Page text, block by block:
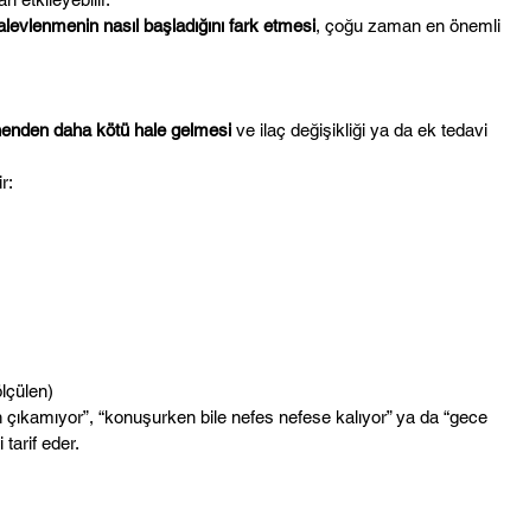
nasıl başladığını fark etmesi, çoğu zaman en önemli
daha kötü hale gelmesi ve ilaç değişikliği ya da ek tedavi
“konuşurken bile nefes nefese kalıyor” ya da “gece
tarif eder.